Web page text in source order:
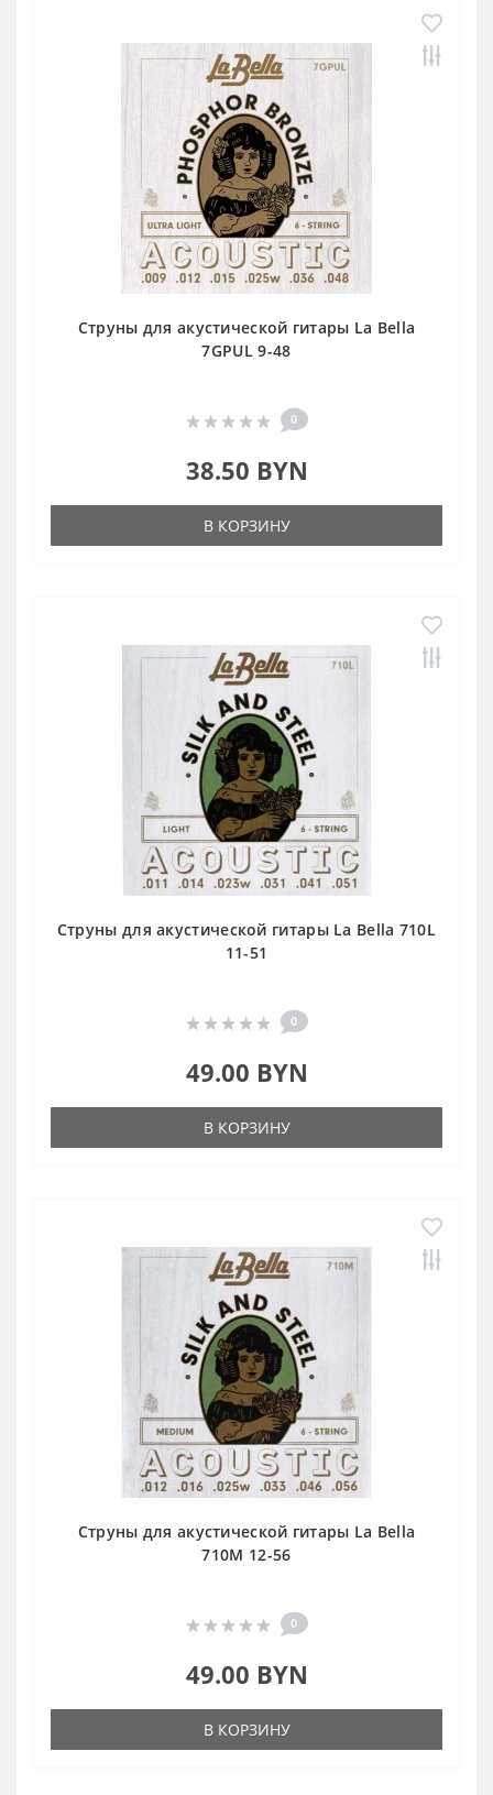
Струны для акустической гитары La Bella
7GPUL 9-48
0
38.50 BYN
В КОРЗИНУ
Струны для акустической гитары La Bella 710L
11-51
0
49.00 BYN
В КОРЗИНУ
Струны для акустической гитары La Bella
710M 12-56
0
49.00 BYN
В КОРЗИНУ